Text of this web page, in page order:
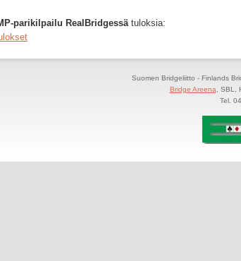
parikilpailu RealBridgessätuloksia:
Suomen Bridgeliitto - Finlands
Bridge Areena , SBL,
Tel.